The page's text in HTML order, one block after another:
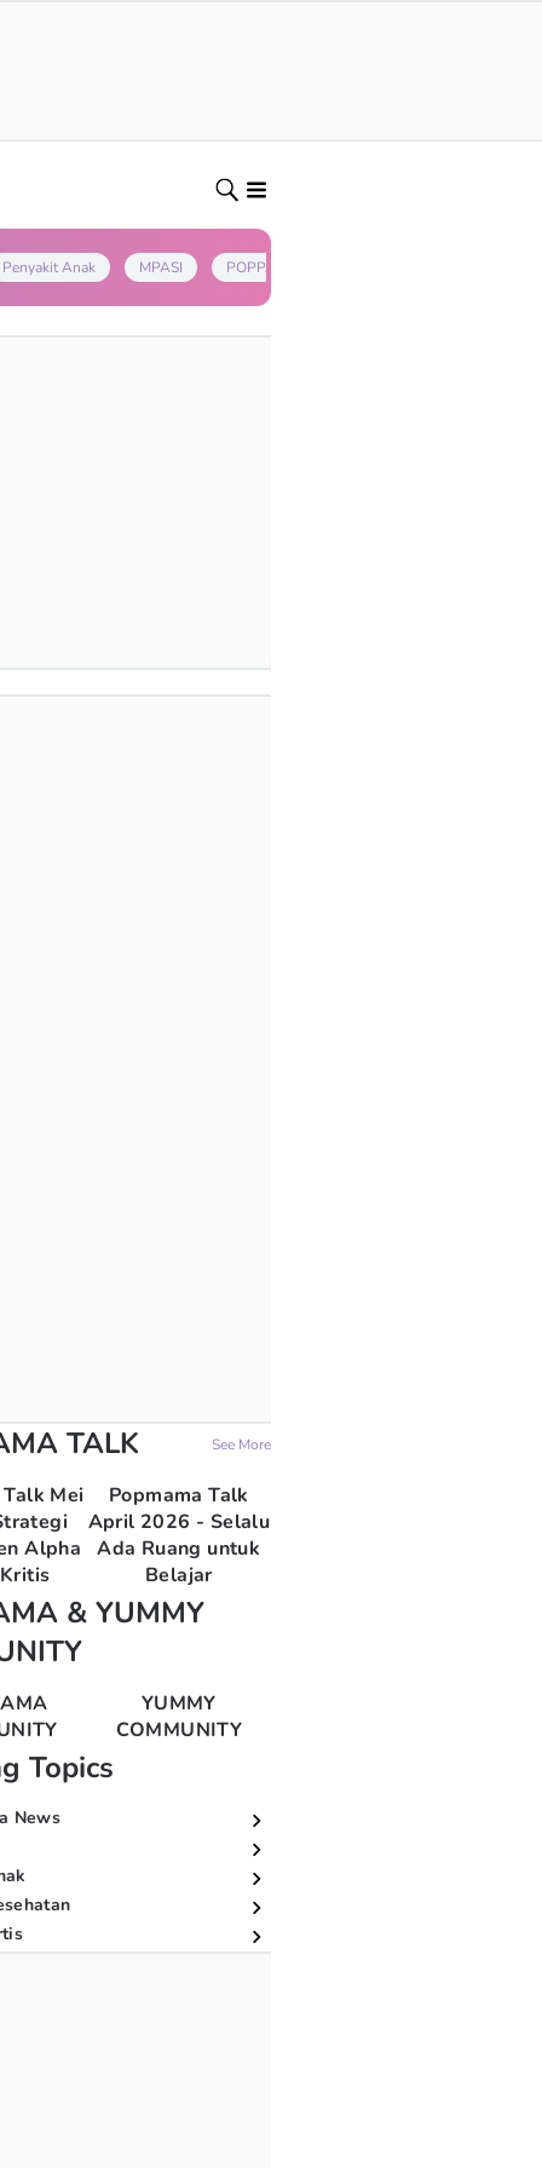
Penyakit Anak MPASI POPPAPA
TALK See More
Mei
Alpha
Popmama Talk
April 2026 - Selalu
Ada Ruang untuk
Belajar
& YUMMY
YUMMY
COMMUNITY
Topics
News